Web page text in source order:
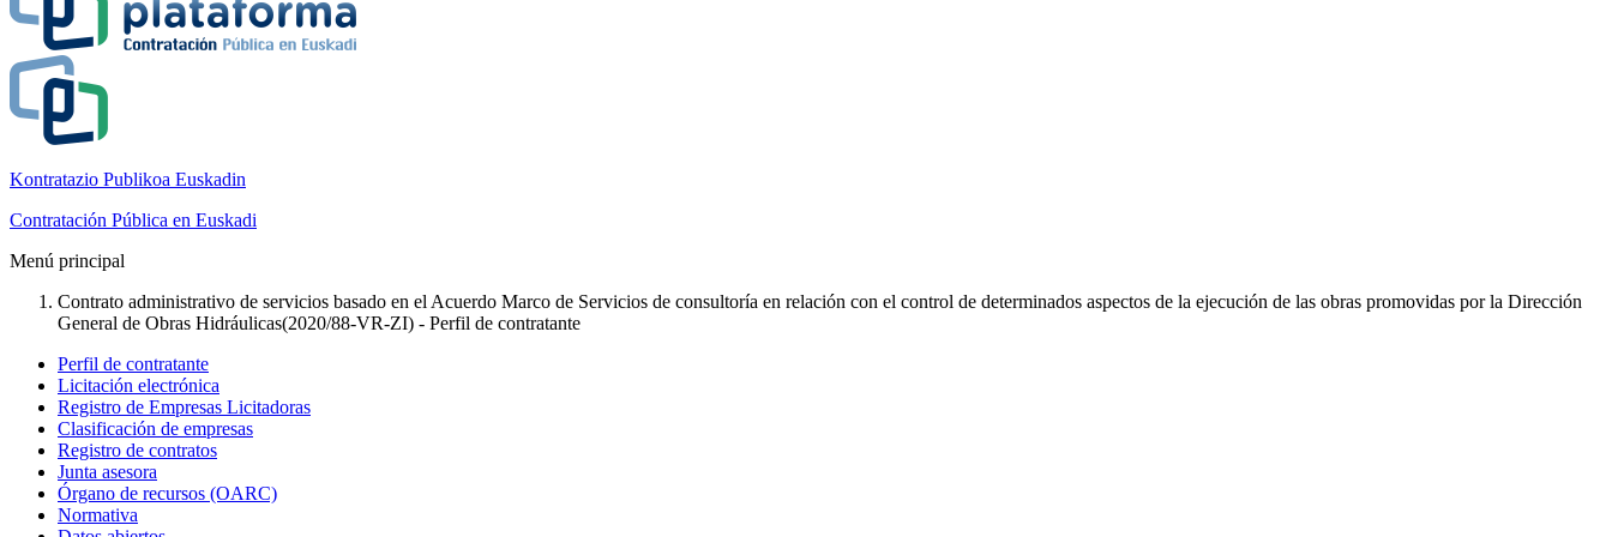
Kontratazio Publikoa Euskadin
Contratación Pública en Euskadi
Menú principal
Contrato administrativo de servicios basado en el Acuerdo Marco de Servicios de consultoría en relación con el control de determinados aspectos de la ejecución de las obras promovidas por la Dirección
General de Obras Hidráulicas(2020/88-VR-ZI) - Perfil de contratante
Perfil de contratante
Licitación electrónica
Registro de Empresas Licitadoras
Clasificación de empresas
Registro de contratos
Junta asesora
Órgano de recursos (OARC)
Normativa